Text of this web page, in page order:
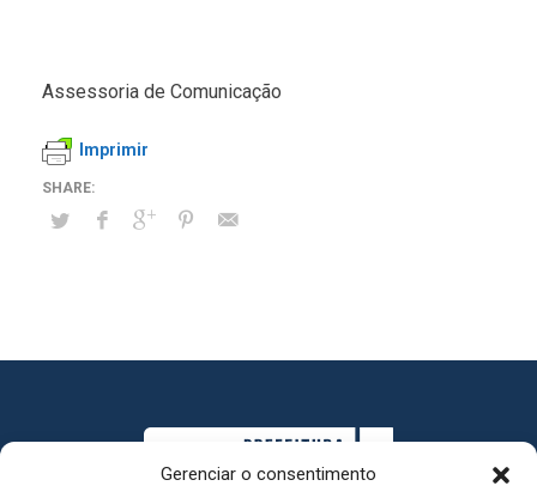
Gerenciar o consentimento
Assessoria de Comunicação
Imprimir